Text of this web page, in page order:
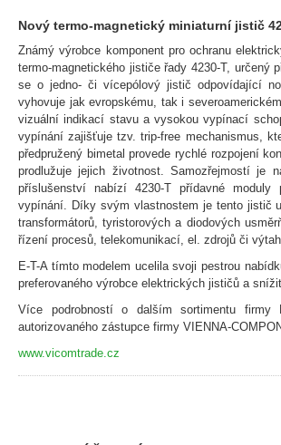
Nový termo-magnetický miniaturní jistič
Známý výrobce komponent pro ochranu
termo-magnetického jističe řady 4230-T, určený
se o jedno- či vícepólový jistič odpovídající
vyhovuje jak evropskému, tak i
vizuální indikací stavu a vysokou vypínací
vypínání zajišťuje tzv. trip-free mechanismus,
předpružený bimetal provede rychlé rozpojení
prodlužuje jejich životnost. Samozřejmostí je
příslušenství nabízí 4230-T přídavné
vypínání. Díky svým vlastnostem je tento jistič
transformátorů, tyristorových a diodových
řízení procesů, telekomunikací, el. zdrojů či
E-T-A tímto modelem ucelila svoji pestrou
preferovaného výrobce elektrických jističů a
Více podrobností o dalším sortimentu firmy
autorizovaného zástupce firmy VIENNA-
www.vicomtrade.cz